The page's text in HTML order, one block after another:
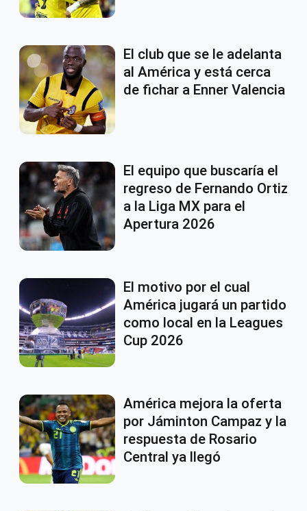
El club que se le adelanta
al América y está cerca
de fichar a Enner Valencia
El equipo que buscaría el
regreso de Fernando Ortiz
a la Liga MX para el
Apertura 2026
El motivo por el cual
América jugará un partido
como local en la Leagues
Cup 2026
América mejora la oferta
por Jáminton Campaz y la
respuesta de Rosario
Central ya llegó